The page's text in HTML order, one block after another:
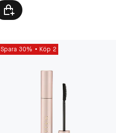
Spara 30% Köp 2